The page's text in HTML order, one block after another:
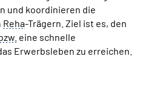
und koordinieren die
Reha-Trägern. Ziel ist es, den
eine schnelle
Erwerbsleben zu erreichen.